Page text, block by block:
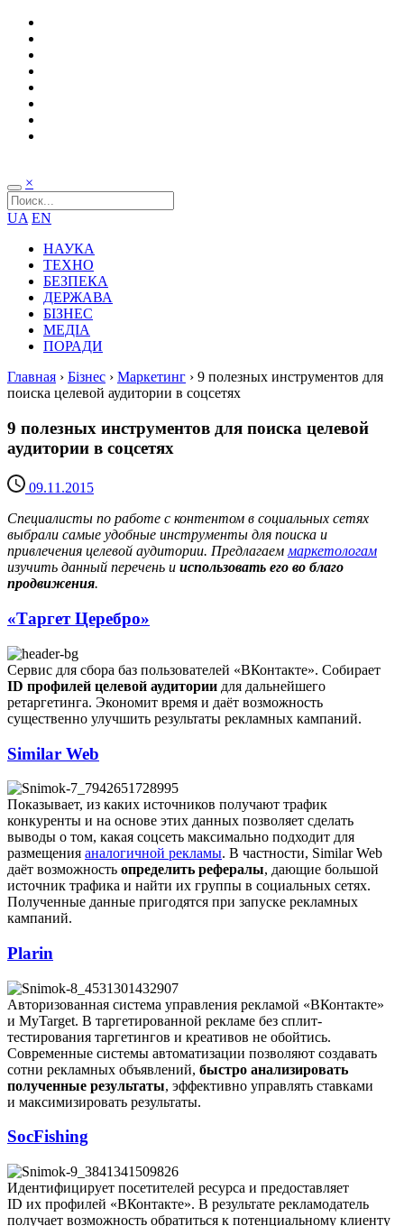
×
UA EN
НАУКА
ТЕХНО
БЕЗПЕКА
ДЕРЖАВА
БІЗНЕС
МЕДІА
ПОРАДИ
Главная › Бізнес › Маркетинг › 9 полезных инструментов для
поиска целевой аудитории в соцсетях
9 полезных инструментов для поиска целевой
аудитории в соцсетях
09.11.2015
Специалисты по работе с контентом в социальных сетях
выбрали самые удобные инструменты для поиска и
привлечения целевой аудитории. Предлагаеммаркетологам
изучить данный перечень и использовать его во благо
продвижения.
«Таргет Церебро»
Сервис для сбора баз пользователей «ВКонтакте». Собирает
ID профилей целевой аудитории для дальнейшего
ретаргетинга. Экономит время и даёт возможность
существенно улучшить результаты рекламных кампаний.
Similar Web
Показывает, из каких источников получают трафик
конкуренты и на основе этих данных позволяет сделать
выводы о том, какая соцсеть максимально подходит для
размещения аналогичной рекламы. В частности, Similar Web
даёт возможность определить рефералы, дающие большой
источник трафика и найти их группы в социальных сетях.
Полученные данные пригодятся при запуске рекламных
кампаний.
Plarin
Авторизованная система управления рекламой «ВКонтакте»
и MyTarget. В таргетированной рекламе без сплит-
тестирования таргетингов и креативов не обойтись.
Современные системы автоматизации позволяют создавать
сотни рекламных объявлений, быстро анализировать
полученные результаты, эффективно управлять ставками
и максимизировать результаты.
SocFishing
Идентифицирует посетителей ресурса и предоставляет
ID их профилей «ВКонтакте». В результате рекламодатель
получает возможность обратиться к потенциальному клиенту